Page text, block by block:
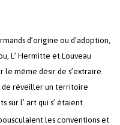
d’origine ou d’adoption,
L’ Hermitte et Louveau
le même désir de s’extraire
de réveiller un territoire
sur l’ art qui s’ étaient
les conventions et